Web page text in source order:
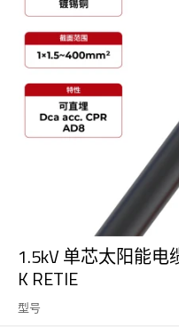
1.5kV 单芯太阳能电
K RETIE
型号